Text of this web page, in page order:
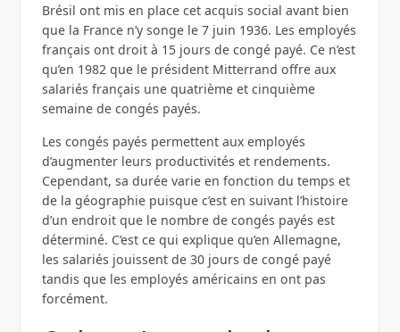
Brésil ont mis en place cet acquis social avant bien
que la France n’y songe le 7 juin 1936. Les employés
français ont droit à 15 jours de congé payé. Ce n’est
qu’en 1982 que le président Mitterrand offre aux
salariés français une quatrième et cinquième
semaine de congés payés.
Les congés payés permettent aux employés
d’augmenter leurs productivités et rendements.
Cependant, sa durée varie en fonction du temps et
de la géographie puisque c’est en suivant l’histoire
d’un endroit que le nombre de congés payés est
déterminé. C’est ce qui explique qu’en Allemagne,
les salariés jouissent de 30 jours de congé payé
tandis que les employés américains en ont pas
forcément.